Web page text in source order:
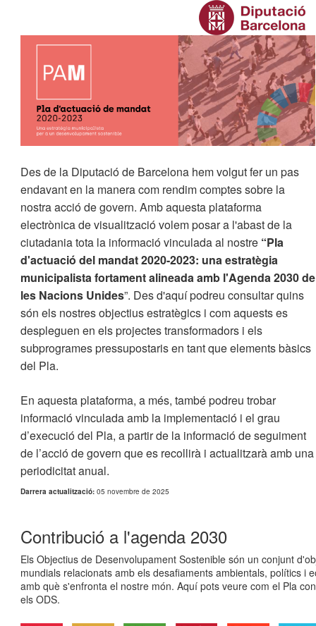
Des de la Diputació de Barcelona hem volgut fer un pas
endavant en la manera com rendim comptes sobre la
nostra acció de govern. Amb aquesta plataforma
electrònica de visualització volem posar a l'abast de la
ciutadania tota la informació vinculada al nostre “Pla
d'actuació del mandat 2020-2023: una estratègia
municipalista fortament alineada amb l'Agenda 2030 de
les Nacions Unides”. Des d'aquí podreu consultar quins
són els nostres objectius estratègics i com aquests es
despleguen en els projectes transformadors i els
subprogrames pressupostaris en tant que elements bàsics
del Pla.
En aquesta plataforma, a més, també podreu trobar
informació vinculada amb la implementació i el grau
d’execució del Pla, a partir de la informació de seguiment
de l’acció de govern que es recollirà i actualitzarà amb una
periodicitat anual.
Darrera actualització: 05 novembre de 2025
Contribució a l'agenda 2030
Els Objectius de Desenvolupament Sostenible són un conjunt
mundials relacionats amb els desafiaments ambientals, polítics i
amb què s'enfronta el nostre món. Aquí pots veure com el Pla
els ODS.